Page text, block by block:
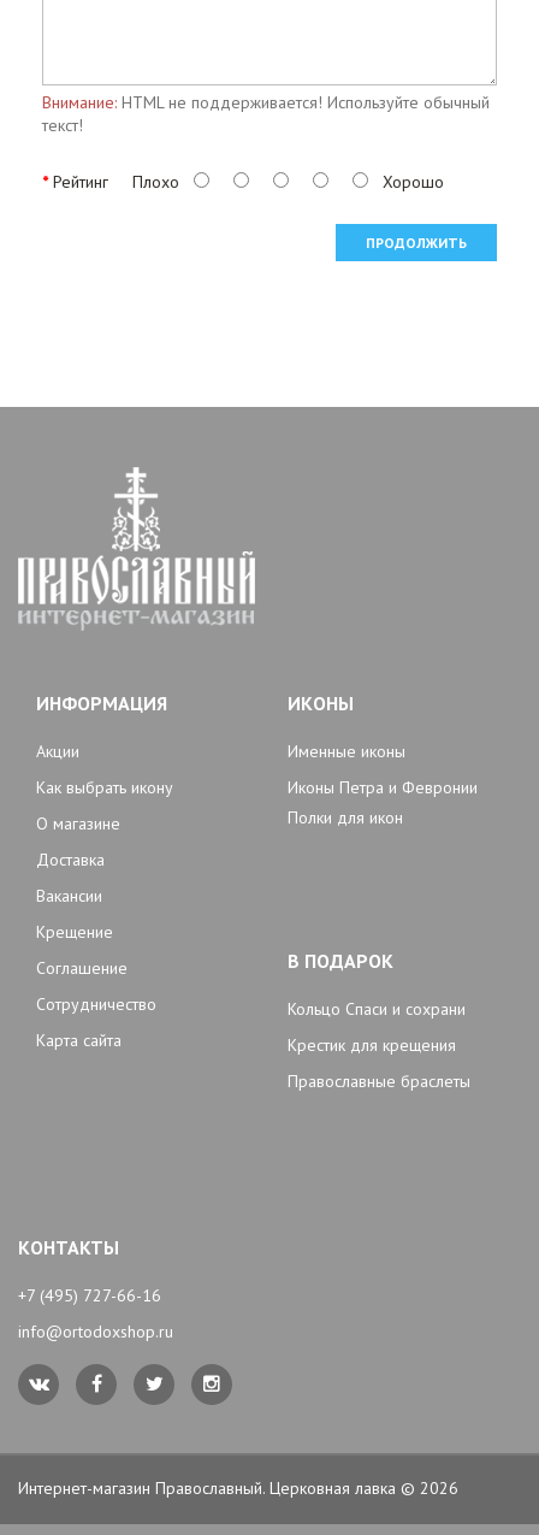
Внимание: HTML не поддерживается! Используйте обычный
текст!
Рейтинг Плохо Хорошо
ПРОДОЛЖИТЬ
ИНФОРМАЦИЯ
Акции
Как выбрать икону
О магазине
Доставка
Вакансии
Крещение
Соглашение
Сотрудничество
Карта сайта
ИКОНЫ
Именные иконы
Иконы Петра и Февронии
Полки для икон
В ПОДАРОК
Кольцо Спаси и сохрани
Крестик для крещения
Православные браслеты
КОНТАКТЫ
+7 (495) 727-66-16
info@ortodoxshop.ru
Интернет-магазин Православный. Церковная лавка © 2026